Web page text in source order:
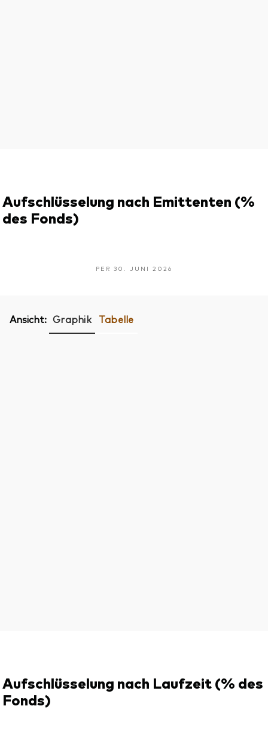
Aufschlüsselung nach Emittenten (%
des Fonds)
PER 30. JUNI 2026
Ansicht: Graphik Tabelle
Aufschlüsselung nach Laufzeit (% des
Fonds)